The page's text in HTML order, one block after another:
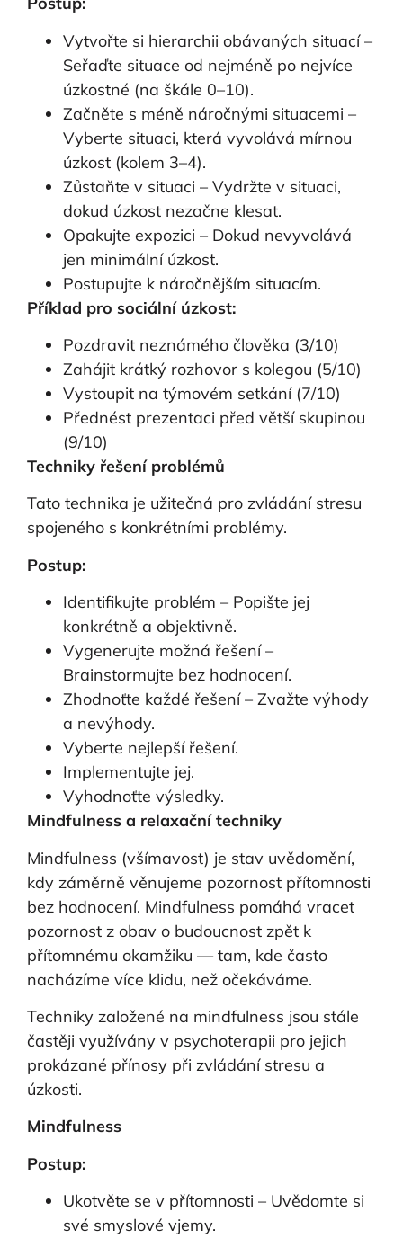
Vytvořte si hierarchii obávaných situací –
Seřaďte situace od nejméně po nejvíce
úzkostné (na škále 0–10).
Začněte s méně náročnými situacemi –
Vyberte situaci, která vyvolává mírnou
úzkost (kolem 3–4).
Zůstaňte v situaci – Vydržte v situaci,
dokud úzkost nezačne klesat.
Opakujte expozici – Dokud nevyvolává
jen minimální úzkost.
Postupujte k náročnějším situacím.
Příklad pro sociální úzkost:
Pozdravit neznámého člověka (3/10)
Zahájit krátký rozhovor s kolegou (5/10)
Vystoupit na týmovém setkání (7/10)
Přednést prezentaci před větší skupinou
(9/10)
Techniky řešení problémů
Tato technika je užitečná pro zvládání stresu
spojeného s konkrétními problémy.
Postup:
Identifikujte problém – Popište jej
konkrétně a objektivně.
Vygenerujte možná řešení –
Brainstormujte bez hodnocení.
Zhodnoťte každé řešení – Zvažte výhody
a nevýhody.
Vyberte nejlepší řešení.
Implementujte jej.
Vyhodnoťte výsledky.
Mindfulness a relaxační techniky
Mindfulness (všímavost) je stav uvědomění,
kdy záměrně věnujeme pozornost přítomnosti
bez hodnocení. Mindfulness pomáhá vracet
pozornost z obav o budoucnost zpět k
přítomnému okamžiku — tam, kde často
nacházíme více klidu, než očekáváme.
Techniky založené na mindfulness jsou stále
častěji využívány v psychoterapii pro jejich
prokázané přínosy při zvládání stresu a
úzkosti.
Mindfulness
Postup:
Ukotvěte se v přítomnosti – Uvědomte si
své smyslové vjemy.